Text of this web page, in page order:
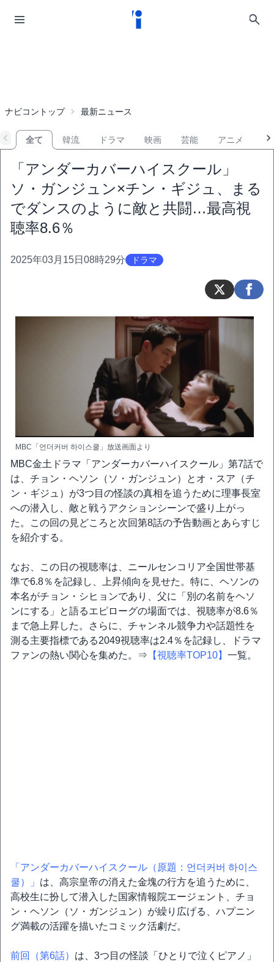
ナビコントップ 最新ニュース
全て 韓流 ドラマ 映画 芸能 アニメ
「アンダーカバーハイスクール」
ソ・ガンジュン×チン・ギジュ、まる
でダンスのように敵と共闘…最高視
聴率8.6％
2025年03月15日08時29分 ドラマ
MBC「언더커버 하이스쿨」放送画面より
MBC金土ドラマ「アンダーカバーハイスクール」第7話で
は、チョン・ヘソン（ソ・ガンジュン）とオ・スア（チ
ン・ギジュ）が3つ目の怪談の真相を追うために理事長室
への潜入し、敵と戦うアクションシーンで盛り上がっ
た。この回の見どころと次回第8話の予告動画とあらすじ
を紹介する。
なお、この日の視聴率は、ニールセンコリア全国世帯基
準で6.8％を記録し、上昇傾向を見せた。特に、ヘソンの
本名がチョン・シヒョンであり、父に「別の名前をヘソ
ンにする」と語るエピローグの場面では、視聴率が8.6％
まで急上昇した。さらに、チャンネル競争力や話題性を
測る主要指標である2049視聴率は2.4％を記録し、ドラマ
ファンの熱い関心を集めた。⇒ 【視聴率TOP10】 一覧。
「アンダーカバーハイスクール（原題：언더커버 하이스
쿨）」 は、高宗皇帝の消えた金塊の行方を追うために、
高校生に扮して潜入した国家情報院エージェント、チョ
ン・ヘソン（ソ・ガンジュン）が繰り広げる、ハプニン
グ満載の活躍を描いたコミック活劇だ。
前回（第6話） は、3つ目の怪談「ひとりで泣くピアノ」